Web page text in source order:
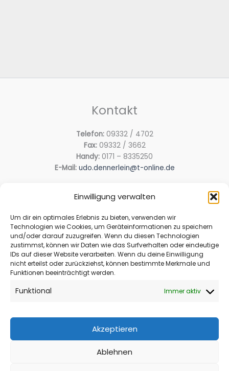
Einwilligung verwalten
Um dir ein optimales Erlebnis zu bieten, verwenden wir
Technologien wie Cookies, um Geräteinformationen zu speichern
und/oder darauf zuzugreifen. Wenn du diesen Technologien
zustimmst, können wir Daten wie das Surfverhalten oder eindeutige
IDs auf dieser Website verarbeiten. Wenn du deine Einwilligung
nicht erteilst oder zurückziehst, können bestimmte Merkmale und
Funktionen beeinträchtigt werden.
Funktional Immer aktiv
Akzeptieren
Ablehnen
Kontakt
Telefon:09332 / 4702
Fax:09332 / 3662
Handy: 0171 – 8335250
E-Mail: udo.dennerlein@t-online.de
Adresse
Im Gärtlein 34
97342 Michelfeld
Rechtliches
Cookie-Richtlinie (EU)